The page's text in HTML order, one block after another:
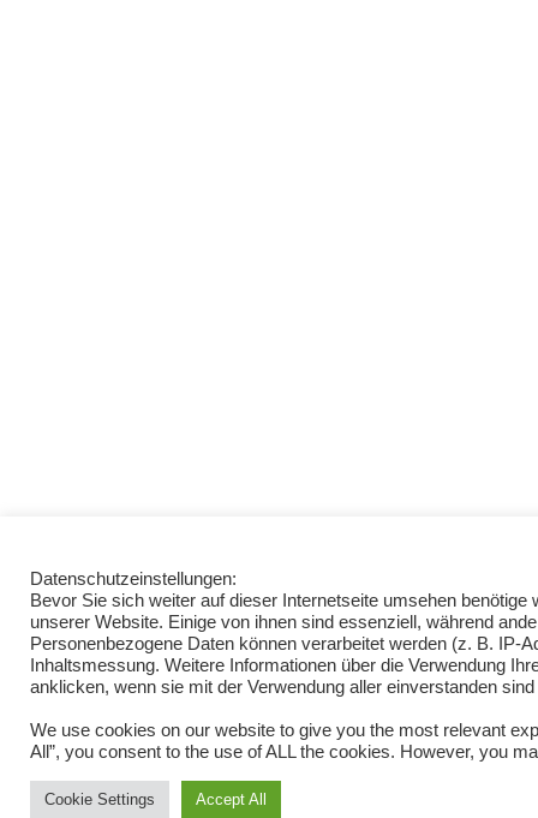
Datenschutzeinstellungen:
Bevor Sie sich weiter auf dieser Internetseite umsehen
unserer Website. Einige von ihnen sind essenziell, während
Personenbezogene Daten können verarbeitet werden (z. B. IP-
Inhaltsmessung. Weitere Informationen über die Verwendung
anklicken, wenn sie mit der Verwendung aller einverstanden
We use cookies on our website to give you the most relevant
All”, you consent to the use of ALL the cookies. However, you
Cookie Settings Accept All